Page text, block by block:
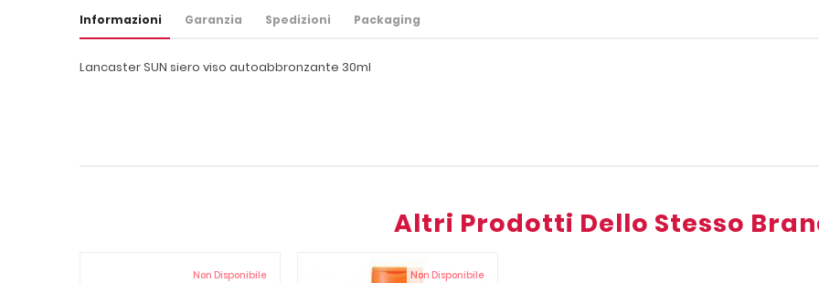
Informazioni Garanzia Spedizioni Packaging
Lancaster SUN siero viso autoabbronzante 30ml
Altri Prodotti Dello Stesso
Non Disponibile Non Disponibile